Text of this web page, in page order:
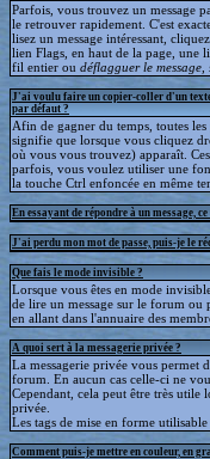
Parfois, vous trouvez un message
le retrouver rapidement. C'est
lisez un message intéressant,
lien Flags, en haut de la page, une
fil entier ou déflagguerle message,
J'ai voulu faire un copier-coller d'un
par défaut ?
Afin de gagner du temps, toutes
signifie que lorsque vous cliquez
où vous vous trouvez) apparaît.
parfois, vous voulez utiliser une
la touche Ctrl enfoncée en même
En essayant de répondre à un message,
J'ai perdu mon mot de passe, puis-je le
Que fais le mode invisible ?
Lorsque vous êtes en mode
de lire un message sur le forum ou
en allant dans l'annuaire des
A quoi sert à la messagerie privée ?
La messagerie privée vous permet
forum. En aucun cas celle-ci ne
Cependant, cela peut être très
privée.
Les tags de mise en forme
Comment puis-je mettre en couleur, en